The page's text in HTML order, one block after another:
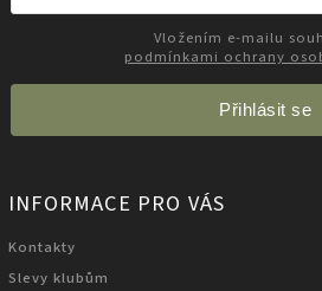
podmínkami ochrany
Přihlásit se
INFORMACE PRO VÁS
Kontakty
Slevy klubům